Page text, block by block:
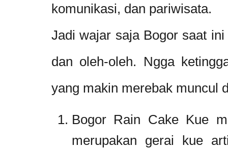
komunikasi, dan pariwisata.
Jadi wajar saja Bogor saat
dan oleh-oleh. Ngga
yang makin merebak muncul
Bogor Rain Cake Kue
merupakan gerai kue